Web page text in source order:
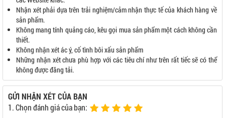
Nhận xét phải dựa trên trải nghiệm/cảm nhận thực tế của khách hàng về
sản phẩm.
Không mang tính quảng cáo, kêu gọi mua sản phẩm một cách không cần
thiết.
Không nhận xét ác ý, cố tình bôi xấu sản phẩm
Những nhận xét chưa phù hợp với các tiêu chí như trên rất tiếc sẽ có thể
không được đăng tải.
GỬI NHẬN XÉT CỦA BẠN
1. Chọn đánh giá của bạn: